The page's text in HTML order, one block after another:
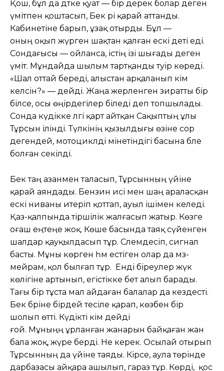
Қош, бұл да дәтке қуат — бір дерек болар деген
үмітпен қоштасып, Бек әрі қарай аттанды.
Кабинетіне барып, ұзақ отырды. Бұл —
оның оқып жүрген шақтан қалған ескі әдеті еді.
Сондағысы — ойланса, істің ізі шығады деген
үміт. Мұндайда шылым тартқанды тәуір көреді.
«Шал оттай береді, алыстан арқаланып кім
келсін?» — дейді. Жаңа жерленген зиратты бір
білсе, осы өңірдегілер біледі деп топшылады.
Сонда күдікке әлгі қарт айтқан Сақыптың ұлы
Тұрсын ілінді. Түлкінің қызылдығы өзіне сор
дегендей, мотоциклді мінетіндігі басына бәле
болған секілді.
Бек таң азанмен таласып, Тұрсынның үйіне
қарай аяндады. Бензин исі мен шаң араласқан
ескі ниваны итеріп қоттап, ауыл ішімен келеді.
Қаз-қалпында тіршілік жалғасып жатыр. Көзге
оғаш еңтеңе жоқ. Көше басында таяқ сүйенген
шалдар қауқылдасып тұр. Сәлемдесіп, сигнал
басты. Мұны көрген һәм естіген олар да мәз-
мейрам, қол былғап тұр. Енді біреулер жүк
көлігіне артынып, егістікке бет алып барады.
Тағы бір тұста мал айдаған балалар да кездесті.
Бек бәріне бірдей тесіле қарап, көзбен бір
шолып өтті. Күдікті кім дейді
ғой. Мұныңң ұрланған жанарын байқаған жан
бала жоқ, жүре берді. Не керек. Осылай отырып
Тұрсынның да үйіне таяды. Кірсе, аула төрінде
дарбазасы айқара ашылып, гараз тұр. Көрді, қос